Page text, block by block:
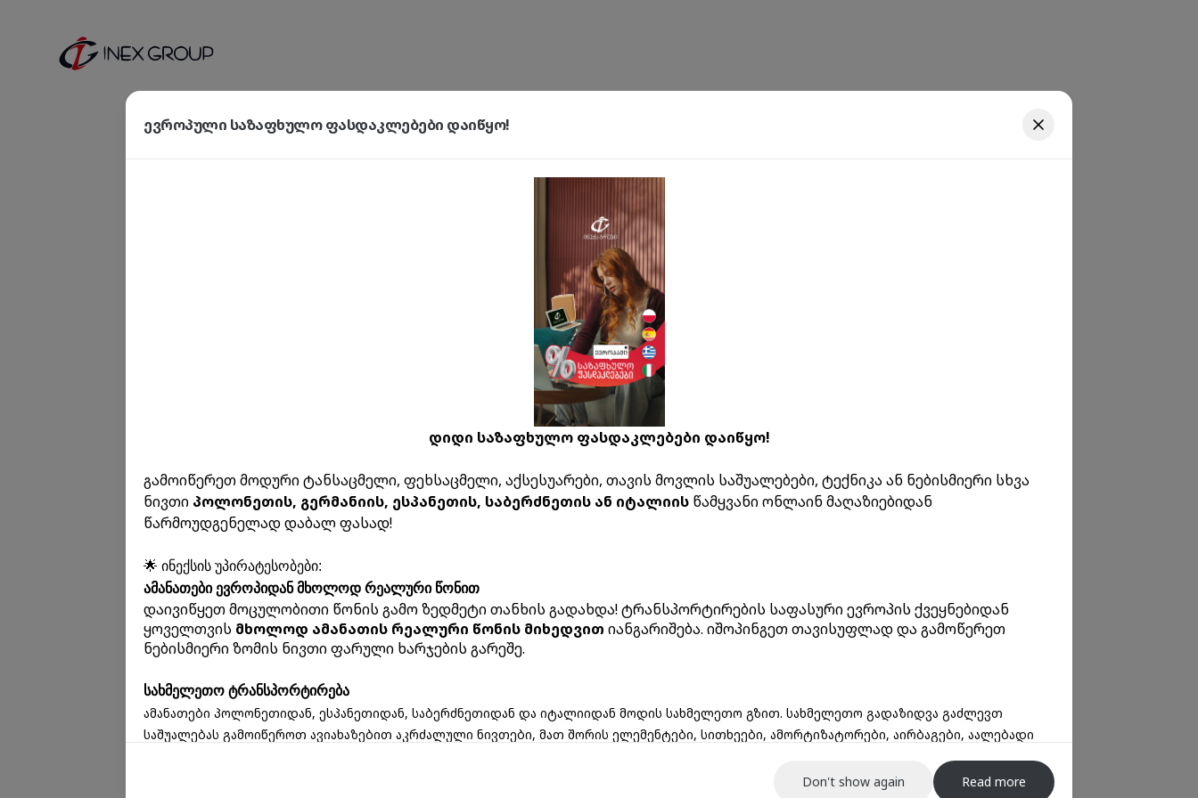
ოოოპს!
გვერდი რომელსაც ეძებდი არ არსებობს
აქ მოცემულია რამდენიმე სასარგებლო ბმული:
ევროპული საზაფხულო ფასდაკლებები დაიწყო!
დიდი საზაფხულო ფასდაკლებები დაიწყო!
გამოიწერეთ მოდური ტანსაცმელი, ფეხსაცმელი, აქსესუარები, თავის მოვლის საშუალებები, ტექნიკა ან ნებისმიერი სხვა
ნივთი პოლონეთის, გერმანიის, ესპანეთის, საბერძნეთის ან იტალიის წამყვანი ონლაინ მაღაზიებიდან
წარმოუდგენელად დაბალ ფასად!
🌟 ინექსის უპირატესობები:
ამანათები ევროპიდან მხოლოდ რეალური წონით
დაივიწყეთ მოცულობითი წონის გამო ზედმეტი თანხის გადახდა! ტრანსპორტირების საფასური ევროპის ქვეყნებიდან
ყოველთვის მხოლოდ ამანათის რეალური წონის მიხედვით იანგარიშება. იშოპინგეთ თავისუფლად და გამოწერეთ
ნებისმიერი ზომის ნივთი ფარული ხარჯების გარეშე.
სახმელეთო ტრანსპორტირება
ამანათები პოლონეთიდან, ესპანეთიდან, საბერძნეთიდან და იტალიიდან მოდის სახმელეთო გზით. სახმელეთო გადაზიდვა გაძლევთ
საშუალებას გამოიწეროთ ავიახაზებით აკრძალული ნივთები, მათ შორის ელემენტები, სითხეები, ამორტიზატორები, აირბაგები, აალებადი
Don't show again Read more